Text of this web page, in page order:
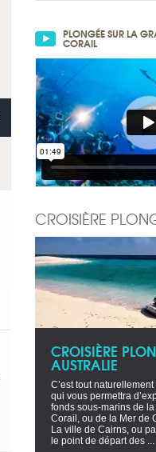
PLONGÉE SUR LA
CORAIL
CROISIÈRE
CROISIÈRE
AUSTRALIE
C’est tout
qui vous permettra
fonds sous-marins de
Corail, ou de la Mer de
La ville de Cairns, ou
le point de départ des ...